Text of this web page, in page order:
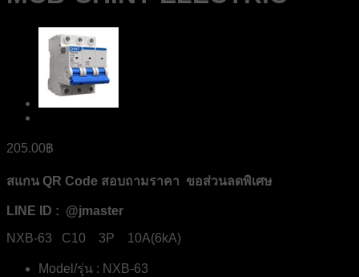
205.00฿
สแกน QR Code สอบถามราคา ขอส่วนลดพิเศษ
LINE ID : @jmaster
NXB-63 C10 3P 10A(6kA)
Model/รุ่น : NXB-63